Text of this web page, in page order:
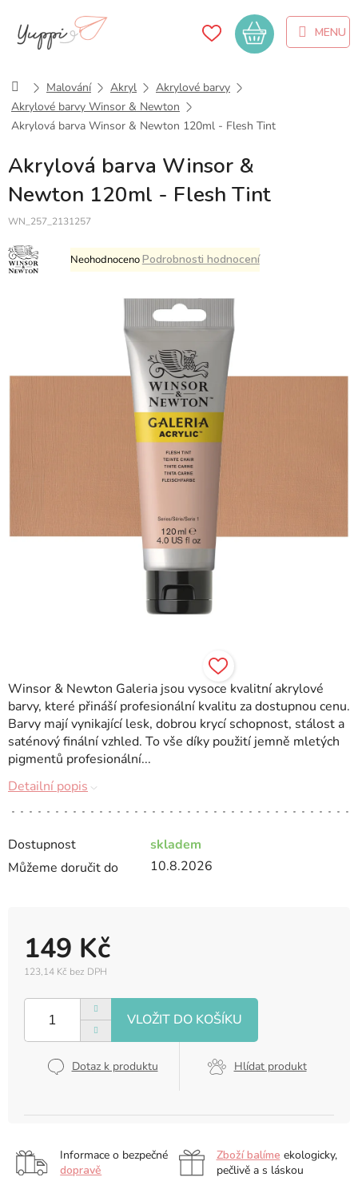
obsah
Nákupní
košík
DomůMalování Akryl
Akrylové barvy
Akrylové barvy Winsor & Newton
Akrylová barva Winsor & Newton 120ml - Flesh Tint
Akrylová barva Winsor &
Newton 120ml - Flesh Tint
WN_257_2131257
Průměrné
hodnocení
NeohodnocenoPodrobnosti hodnocení
Dostupnost
skladem
Můžeme doručit do
10.8.2026
149 Kč
123,14 Kč bez DPH
cena:
Dotaz k produktu Hlídat produkt
Winsor & Newton Galeria jsou vysoce kvalitní akrylové
barvy, které přináší profesionální kvalitu za dostupnou cenu.
Barvy mají vynikající lesk, dobrou krycí schopnost, stálost a
saténový finální vzhled. To vše díky použití jemně mletých
pigmentů profesionální...
Detailní popis
Informace o bezpečné
dopravě
Zboží balíme ekologicky,
pečlivě a s láskou